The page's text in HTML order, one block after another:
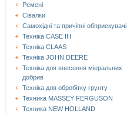
Ремені
Сівалки
Самохідні та причіпні обприскувачі
Техніка CASE IH
Техніка CLAAS
Техніка JOHN DEERE
Техніка для внесення міеральних
добрив
Техніка для обробітку грунту
Техника MASSEY FERGUSON
Техника NEW HOLLAND